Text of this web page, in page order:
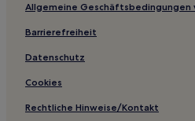
Hotels nahe Hattiesburg - Laurel
Hotels nahe Pearl River Resort
Magee Hotels
Hotels nahe Baptist Memorial
Mize Hotels
Allgemeine Geschäftsbedingungen
Barrierefreiheit
Datenschutz
Cookies
Rechtliche Hinweise/Kontakt